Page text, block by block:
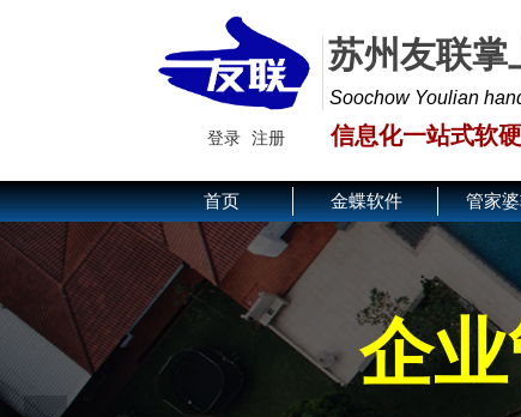
苏州友联掌
信息化一站式软
Soochow Youlian
登录 注册
企
首页 金蝶软件 管家